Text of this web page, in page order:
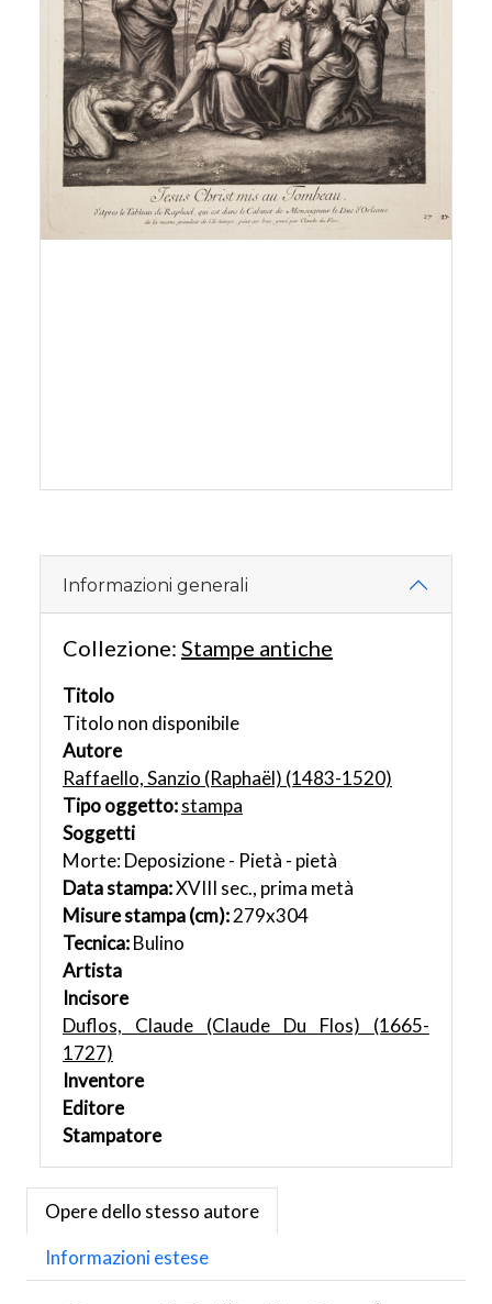
Informazioni generali
Collezione: Stampe antiche
Titolo
Titolo non disponibile
Autore
Raffaello, Sanzio (Raphaël) (1483-1520)
Tipo oggetto:stampa
Soggetti
Morte: Deposizione - Pietà - pietà
Data stampa:XVIII sec., prima metà
Misure stampa (cm):279x304
Tecnica:Bulino
Artista
Incisore
Duflos, Claude (Claude Du Flos) (1665-
1727)
Inventore
Editore
Stampatore
Opere dello stesso autore
Informazioni estese